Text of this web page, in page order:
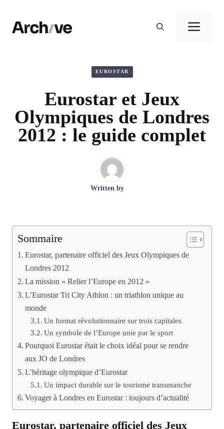
contenu
EUROSTAR
Eurostar et Jeux
Olympiques de Londres
2012 : le guide complet
Written by
Sommaire
Eurostar, partenaire officiel des Jeux Olympiques de
Londres 2012
La mission « Relier l’Europe en 2012 »
L’Eurostar Tri City Athlon : un triathlon unique au
monde
Un format révolutionnaire sur trois capitales
Un symbole de l’Europe unie par le sport
Pourquoi Eurostar était le choix idéal pour se rendre
aux JO de Londres
L’héritage olympique d’Eurostar
Un impact durable sur le tourisme transmanche
Voyager à Londres en Eurostar : toujours d’actualité
Eurostar, partenaire officiel des Jeux